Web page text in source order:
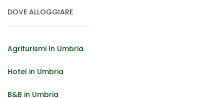
DOVE ALLOGGIARE
Agriturismi In Umbria
Hotel in Umbria
B&B in Umbria